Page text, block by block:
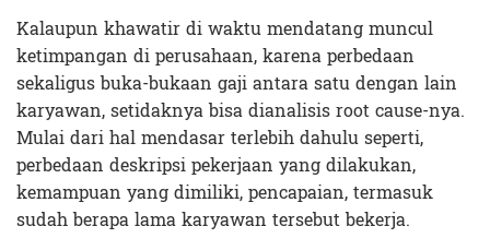
Kalaupun khawatir di waktu mendatang muncul
ketimpangan di perusahaan, karena perbedaan
sekaligus buka-bukaan gaji antara satu dengan lain
karyawan, setidaknya bisa dianalisis root cause-nya.
Mulai dari hal mendasar terlebih dahulu seperti,
perbedaan deskripsi pekerjaan yang dilakukan,
kemampuan yang dimiliki, pencapaian, termasuk
sudah berapa lama karyawan tersebut bekerja.